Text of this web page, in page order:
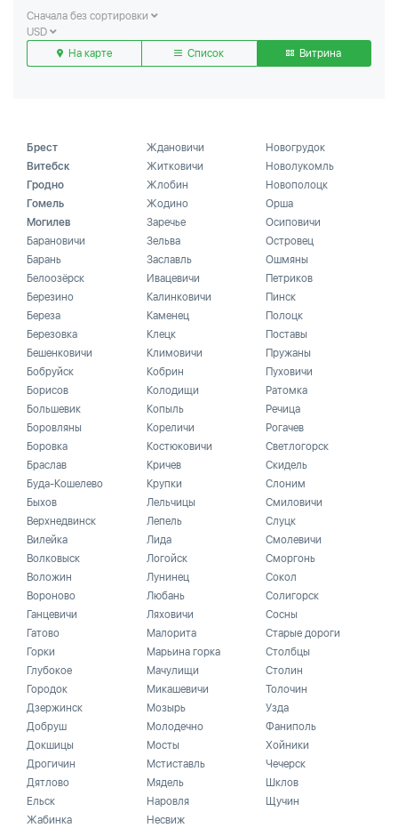
Сначала без сортировки
USD
На карте
Список Витрина
Брест
Витебск
Гродно
Гомель
Могилев
Барановичи
Барань
Белоозёрск
Березино
Береза
Березовка
Бешенковичи
Бобруйск
Борисов
Большевик
Боровляны
Боровка
Браслав
Буда-Кошелево
Быхов
Верхнедвинск
Вилейка
Волковыск
Воложин
Вороново
Ганцевичи
Гатово
Горки
Глубокое
Городок
Дзержинск
Добруш
Докшицы
Дрогичин
Дятлово
Ельск
Жабинка
Ждановичи
Житковичи
Жлобин
Жодино
Заречье
Зельва
Заславль
Ивацевичи
Калинковичи
Каменец
Клецк
Климовичи
Кобрин
Колодищи
Копыль
Кореличи
Костюковичи
Кричев
Крупки
Лельчицы
Лепель
Лида
Логойск
Лунинец
Любань
Ляховичи
Малорита
Марьина горка
Мачулищи
Микашевичи
Мозырь
Молодечно
Мосты
Мстиставль
Мядель
Наровля
Несвиж
Новогрудок
Новолукомль
Новополоцк
Орша
Осиповичи
Островец
Ошмяны
Петриков
Пинск
Полоцк
Поставы
Пружаны
Пуховичи
Ратомка
Речица
Рогачев
Светлогорск
Скидель
Слоним
Смиловичи
Слуцк
Смолевичи
Сморгонь
Сокол
Солигорск
Сосны
Старые дороги
Столбцы
Столин
Толочин
Узда
Фаниполь
Хойники
Чечерск
Шклов
Щучин